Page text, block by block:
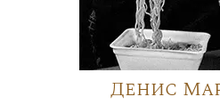
Денис